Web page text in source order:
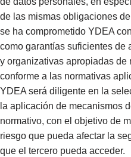
de las mismas obligaciones
se ha comprometido YDEA
como garantías suficientes de
y organizativas apropiadas de
conforme a las normativas
YDEA será diligente en la
la aplicación de mecanismos
normativo, con el objetivo de
riesgo que pueda afectar la
que el tercero pueda acceder.